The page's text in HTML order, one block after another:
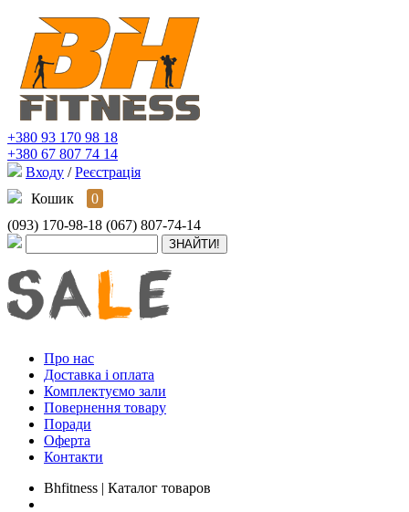
+380 93 170 98 18
+380 67 807 74 14
Входу / Реєстрація
Кошик
0
(093) 170-98-18 (067) 807-74-14
Про нас
Доставка і оплата
Комплектуємо зали
Повернення товару
Поради
Оферта
Контакти
Bhfitness | Каталог товаров